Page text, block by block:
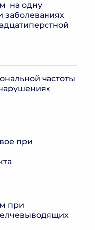
на одну
заболеваниях
частоты
при
при